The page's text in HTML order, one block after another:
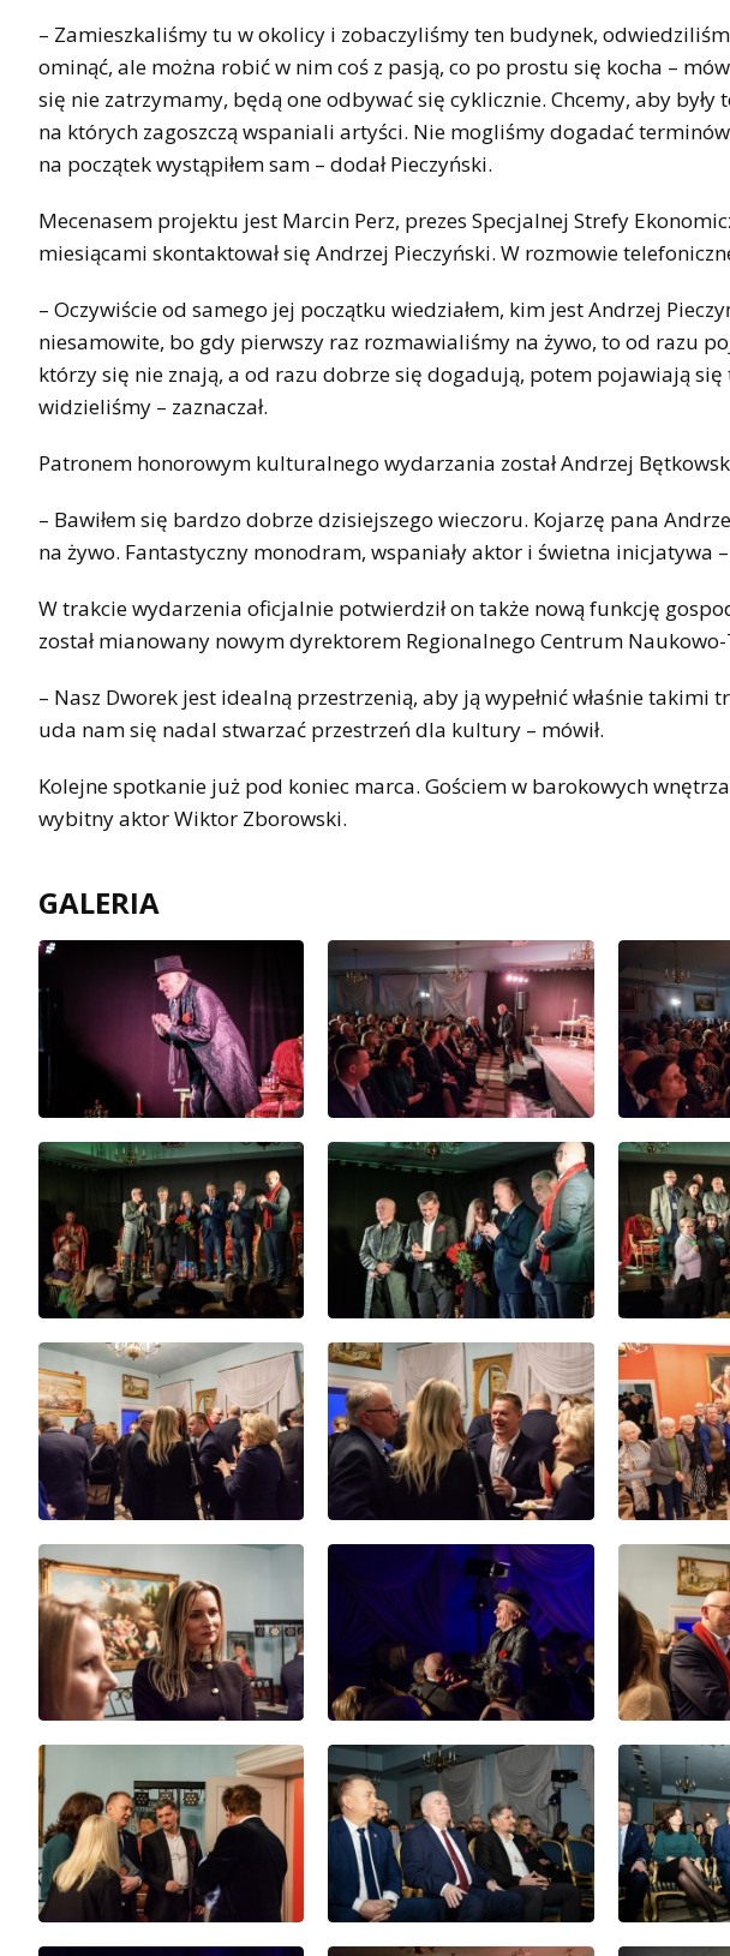
– Zamieszkaliśmy tu w okolicy i zobaczyliśmy ten budynek,
ominąć, ale można robić w nim coś z pasją, co po prostu się kocha –
się nie zatrzymamy, będą one odbywać się cyklicznie. Chcemy, aby
na których zagoszczą wspaniali artyści. Nie mogliśmy dogadać
na początek wystąpiłem sam – dodał Pieczyński.
Mecenasem projektu jest Marcin Perz, prezes Specjalnej Strefy
miesiącami skontaktował się Andrzej Pieczyński. W rozmowie
– Oczywiście od samego jej początku wiedziałem, kim jest Andrzej
niesamowite, bo gdy pierwszy raz rozmawialiśmy na żywo, to od razu
którzy się nie znają, a od razu dobrze się dogadują, potem pojawiają się
widzieliśmy – zaznaczał.
Patronem honorowym kulturalnego wydarzania został Andrzej
– Bawiłem się bardzo dobrze dzisiejszego wieczoru. Kojarzę pana
na żywo. Fantastyczny monodram, wspaniały aktor i świetna inicjatywa
W trakcie wydarzenia oficjalnie potwierdził on także nową funkcję
został mianowany nowym dyrektorem Regionalnego Centrum
– Nasz Dworek jest idealną przestrzenią, aby ją wypełnić właśnie
uda nam się nadal stwarzać przestrzeń dla kultury – mówił.
Kolejne spotkanie już pod koniec marca. Gościem w barokowych
wybitny aktor Wiktor Zborowski.
GALERIA